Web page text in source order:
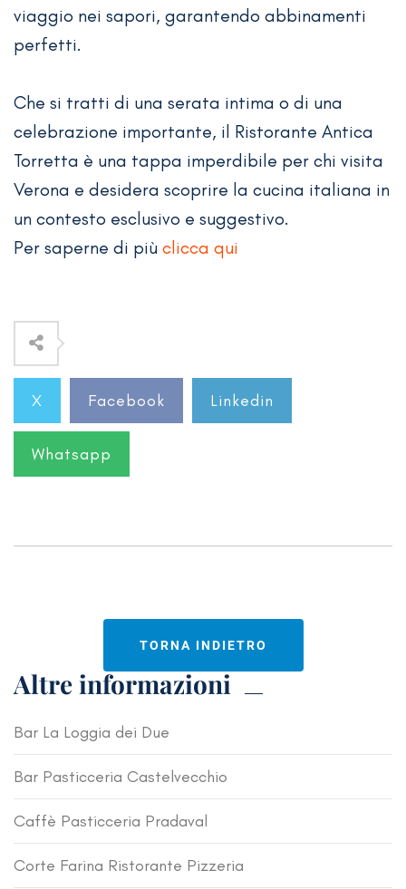
viaggio nei sapori, garantendo abbinamenti
perfetti.
Che si tratti di una serata intima o di una
celebrazione importante, il Ristorante Antica
Torretta è una tappa imperdibile per chi visita
Verona e desidera scoprire la cucina italiana in
un contesto esclusivo e suggestivo.
Per saperne di più clicca qui
X Facebook Linkedin
Whatsapp
TORNA INDIETRO
Altre informazioni
Bar La Loggia dei Due
Bar Pasticceria Castelvecchio
Caffè Pasticceria Pradaval
Corte Farina Ristorante Pizzeria